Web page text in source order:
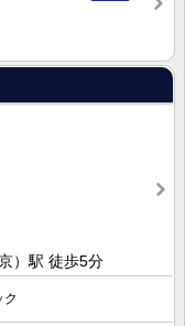
）駅 徒歩5分
ク